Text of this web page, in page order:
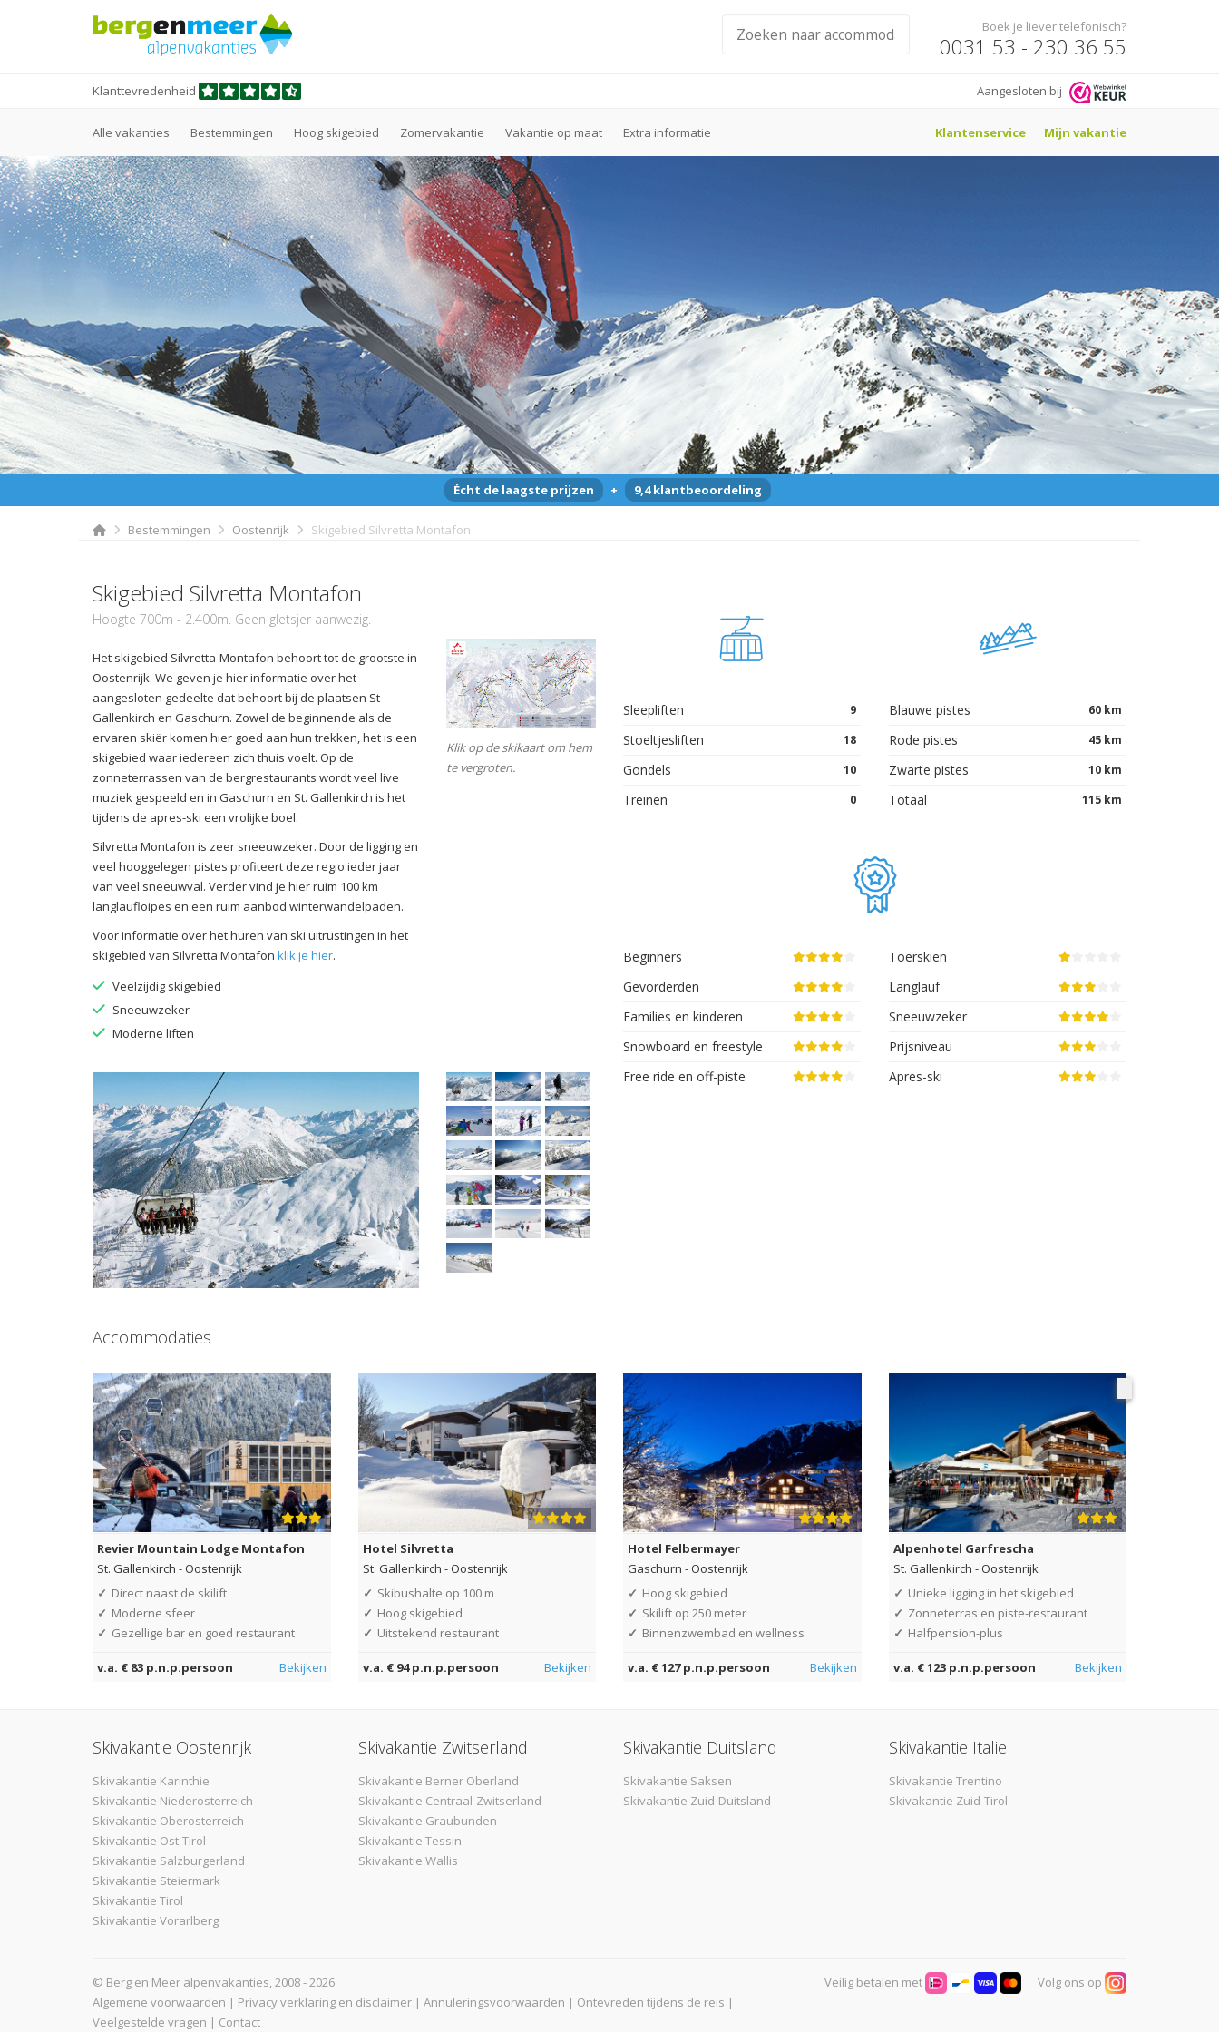
Boek je liever telefonisch?
0031 53 - 230 36 55
Klanttevredenheid Aangesloten bij
Alle vakanties Bestemmingen Hoog skigebied Zomervakantie Vakantie op maat Extra informatie Klantenservice Mijn vakantie
Écht de laagste prijzen + 9,4 klantbeoordeling
Bestemmingen Oostenrijk Skigebied Silvretta Montafon
Skigebied Silvretta Montafon
Hoogte 700m - 2.400m. Geen gletsjer aanwezig.
Het skigebied Silvretta-Montafon behoort tot de grootste in
Oostenrijk. We geven je hier informatie over het
aangesloten gedeelte dat behoort bij de plaatsen St
Gallenkirch en Gaschurn. Zowel de beginnende als de
ervaren skiër komen hier goed aan hun trekken, het is een
skigebied waar iedereen zich thuis voelt. Op de
zonneterrassen van de bergrestaurants wordt veel live
muziek gespeeld en in Gaschurn en St. Gallenkirch is het
tijdens de apres-ski een vrolijke boel.
Silvretta Montafon is zeer sneeuwzeker. Door de ligging en
veel hooggelegen pistes profiteert deze regio ieder jaar
van veel sneeuwval. Verder vind je hier ruim 100 km
langlaufloipes en een ruim aanbod winterwandelpaden.
Voor informatie over het huren van ski uitrustingen in het
skigebied van Silvretta Montafon klik je hier.
Veelzijdig skigebied
Sneeuwzeker
Moderne liften
Klik op de skikaart om hem
te vergroten.
Sleepliften 9
Stoeltjesliften 18
Gondels 10
Treinen 0
Blauwe pistes 60 km
Rode pistes 45 km
Zwarte pistes 10 km
Totaal 115 km
Beginners
Gevorderden
Families en kinderen
Snowboard en freestyle
Free ride en off-piste
Toerskiën
Langlauf
Sneeuwzeker
Prijsniveau
Apres-ski
Accommodaties
Revier Mountain Lodge Montafon
St. Gallenkirch -Oostenrijk
✓ Direct naast de skilift
✓ Moderne sfeer
✓ Gezellige bar en goed restaurant
v.a. € 83 p.n.p.persoon Bekijken
Hotel Silvretta
St. Gallenkirch -Oostenrijk
✓ Skibushalte op 100 m
✓ Hoog skigebied
✓ Uitstekend restaurant
v.a. € 94 p.n.p.persoon Bekijken
Hotel Felbermayer
Gaschurn -Oostenrijk
✓ Hoog skigebied
✓ Skilift op 250 meter
✓ Binnenzwembad en wellness
v.a. € 127 p.n.p.persoon Bekijken
Alpenhotel Garfrescha
St. Gallenkirch -Oostenrijk
✓ Unieke ligging in het skigebied
✓ Zonneterras en piste-restaurant
✓ Halfpension-plus
v.a. € 123 p.n.p.persoon Bekijken
Skivakantie Oostenrijk
Skivakantie Karinthie
Skivakantie Niederosterreich
Skivakantie Oberosterreich
Skivakantie Ost-Tirol
Skivakantie Salzburgerland
Skivakantie Steiermark
Skivakantie Tirol
Skivakantie Vorarlberg
Skivakantie Zwitserland
Skivakantie Berner Oberland
Skivakantie Centraal-Zwitserland
Skivakantie Graubunden
Skivakantie Tessin
Skivakantie Wallis
Skivakantie Duitsland
Skivakantie Saksen
Skivakantie Zuid-Duitsland
Skivakantie Italie
Skivakantie Trentino
Skivakantie Zuid-Tirol
© Berg en Meer alpenvakanties, 2008 - 2026
Algemene voorwaarden | Privacy verklaring en disclaimer | Annuleringsvoorwaarden | Ontevreden tijdens de reis |
Veelgestelde vragen | Contact
Veilig betalen met Volg ons op